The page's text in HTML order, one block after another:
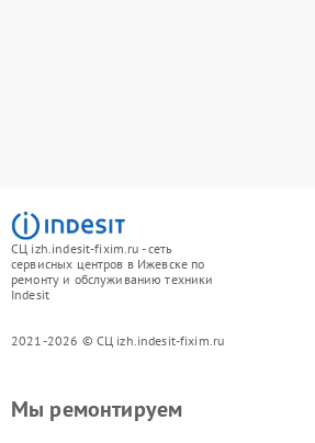
СЦ izh.indesit-fixim.ru - сеть
сервисных центров в Ижевске по
ремонту и обслуживанию техники
Indesit
2021-2026 © СЦ izh.indesit-fixim.ru
Мы ремонтируем